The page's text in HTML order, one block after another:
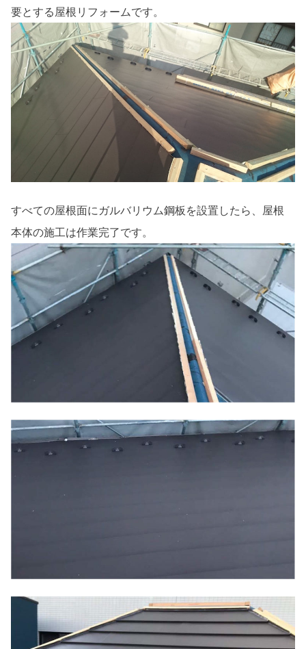
要とする屋根リフォームです。
すべての屋根面にガルバリウム鋼板を設置したら、屋根
本体の施工は作業完了です。